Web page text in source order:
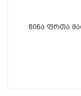
ᲬᲘᲜᲐ ᲤᲠᲗᲐ